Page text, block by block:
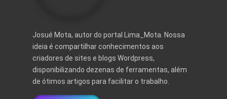
Josué Mota, autor do portal Lima_Mota. Nossa
ideia é compartilhar conhecimentos aos
criadores de sites e blogs Wordpress,
disponibilizando dezenas de ferramentas, além
de ótimos artigos para facilitar o trabalho.